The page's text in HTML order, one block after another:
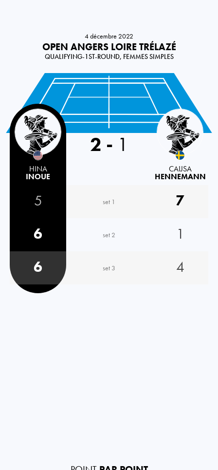
4 décembre 2022
OPEN ANGERS LOIRE TRÉLAZÉ
QUALIFYING-1ST-ROUND, FEMMES SIMPLES
USA
HINA
INOUE
2 - 1
CAIJSA
HENNEMANN
5 set 1
7
6
set 2
1
6
set 3 4